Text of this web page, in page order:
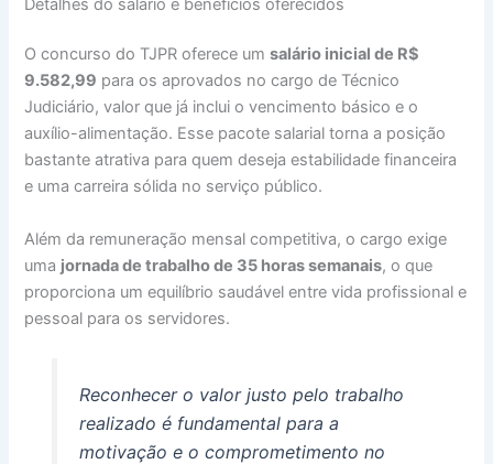
O concurso do TJPR oferece umsalário inicial de R$
9.582,99 para os aprovados no cargo de Técnico
Judiciário, valor que já inclui o vencimento básico e o
auxílio-alimentação. Esse pacote salarial torna a posição
bastante atrativa para quem deseja estabilidade financeira
e uma carreira sólida no serviço público.
Além da remuneração mensal competitiva, o cargo exige
uma jornada de trabalho de 35 horas semanais, o que
proporciona um equilíbrio saudável entre vida profissional e
pessoal para os servidores.
Reconhecer o valor justo pelo trabalho
realizado é fundamental para a
motivação e o comprometimento no